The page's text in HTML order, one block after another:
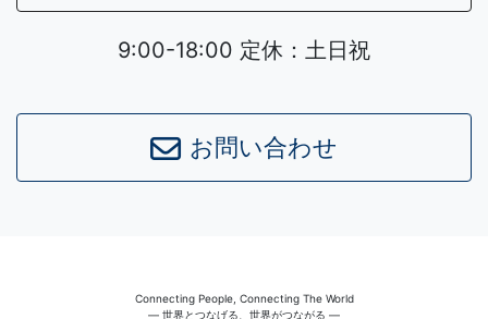
9:00-18:00 定休：土日祝
お問い合わせ
Connecting People, Connecting The World
― 世界とつなげる、世界がつながる ―